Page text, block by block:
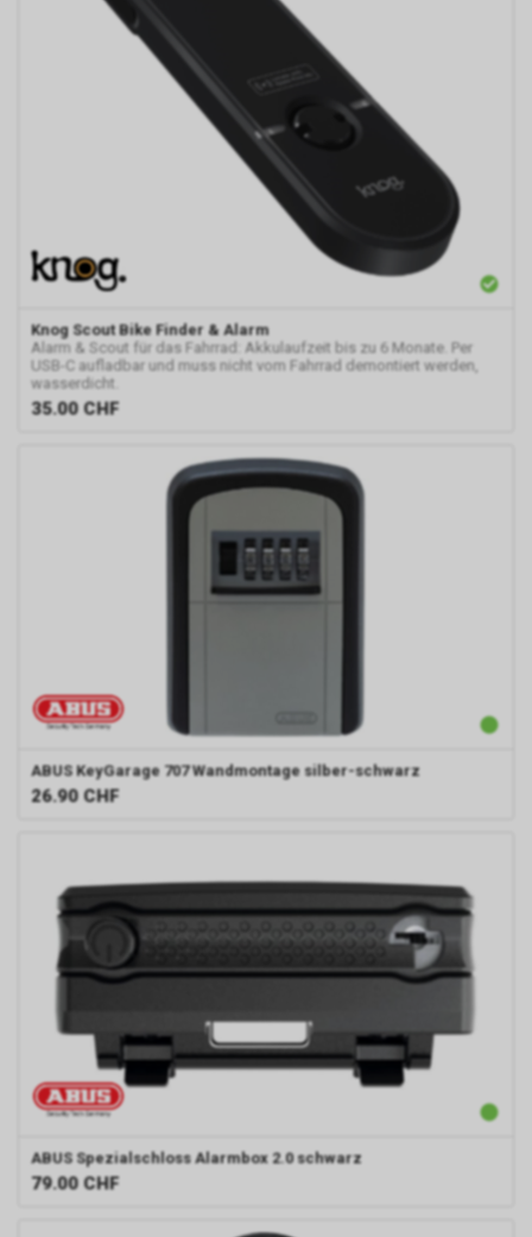
Knog Scout Bike Finder & Alarm
Alarm & Scout für das Fahrrad: Akkulaufzeit bis zu 6 Monate. Per
USB-C aufladbar und muss nicht vom Fahrrad demontiert werden,
wasserdicht.
35.00 CHF
ABUS KeyGarage 707 Wandmontage silber-schwarz
26.90 CHF
ABUS Spezialschloss Alarmbox 2.0 schwarz
79.00 CHF